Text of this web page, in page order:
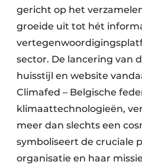
gericht op het
groeide uit tot hét
sector. De lancering van
huisstijl en website
Climafed – Belgische
klimaattechnologieën,
meer dan slechts een
symboliseert de cruciale
organisatie en haar